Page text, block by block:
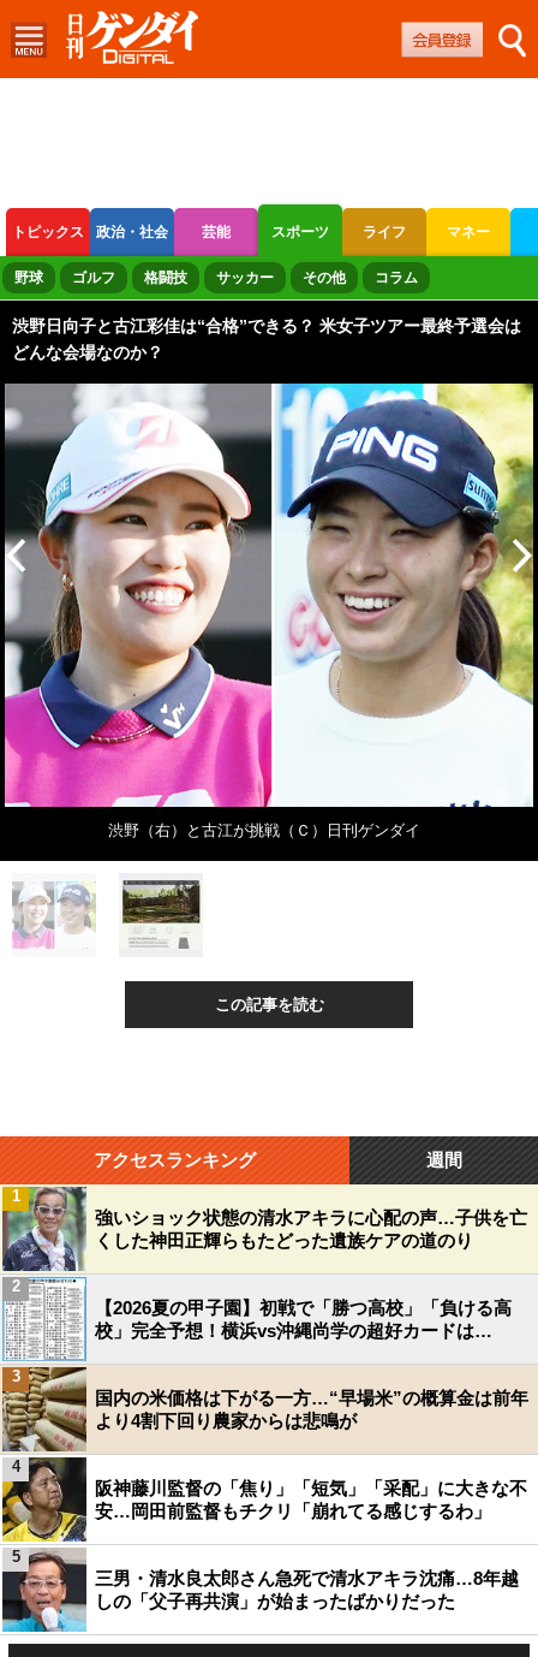
トピックス 政治・社会 芸能 スポーツ ライフ マネー
ボートレース 競輪 オートレース
野球 ゴルフ 格闘技 サッカー その他 コラム
渋野日向子と古江彩佳は“合格”できる？ 米女子ツアー最終予選会は
どんな会場なのか？
渋野（右）と古江が挑戦（Ｃ）日刊ゲンダイ
この記事を読む
アクセスランキング 週間
強いショック状態の清水アキラに心配の声…子供を亡
くした神田正輝らもたどった遺族ケアの道のり
1
【2026夏の甲子園】初戦で「勝つ高校」「負ける高
校」完全予想！横浜vs沖縄尚学の超好カードは…
2
国内の米価格は下がる一方…“早場米”の概算金は前年
より4割下回り農家からは悲鳴が
3
阪神藤川監督の「焦り」「短気」「采配」に大きな不
安…岡田前監督もチクリ「崩れてる感じするわ」
4
三男・清水良太郎さん急死で清水アキラ沈痛…8年越
しの「父子再共演」が始まったばかりだった
5